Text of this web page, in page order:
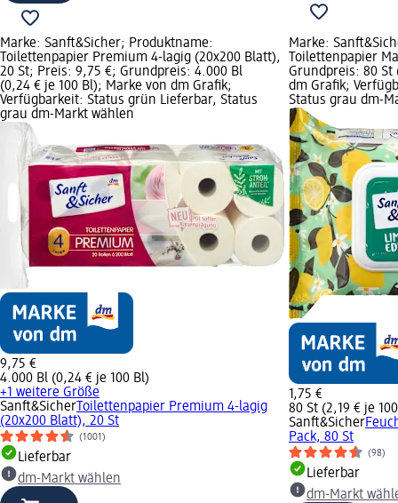
Marke: Sanft&Sicher; Produktname:
Toilettenpapier Premium 4-lagig (20x200 Blatt),
20 St; Preis: 9,75 €; Grundpreis: 4.000 Bl
(0,24 € je 100 Bl); Marke von dm Grafik;
Verfügbarkeit: Status grün Lieferbar, Status
grau dm-Markt wählen
9,75 €
4.000 Bl (0,24 € je 100 Bl)
+1 weitere Größe
Sanft&Sicher Toilettenpapier Premium 4-lagig
(20x200 Blatt), 20 St
(1001)
Lieferbar
dm-Markt wählen
Marke:
Toilettenpapier
Grundpreis: 80 St
dm Grafik;
Status grau dm-
1,75 €
80 St (2,19 € je
Sanft&Sicher
Pack, 80 St
(98)
Lieferbar
dm-Markt